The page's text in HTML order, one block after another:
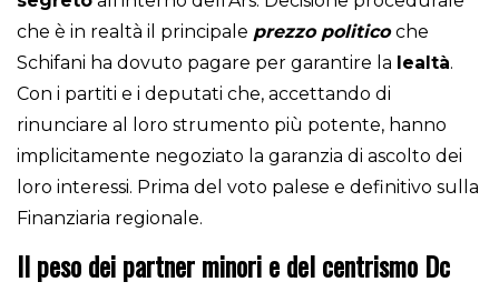
che è in realtà il principale prezzo politico che
Schifani ha dovuto pagare per garantire la lealtà.
Con i partiti e i deputati che, accettando di
rinunciare al loro strumento più potente, hanno
implicitamente negoziato la garanzia di ascolto dei
loro interessi. Prima del voto palese e definitivo sulla
Finanziaria regionale.
Il peso dei partner minori e del centrismo Dc